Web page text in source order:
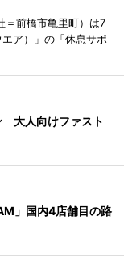
＝前橋市亀里町）は7
ア）」の「休息サポ
大人向けファスト
」国内4店舗目の路